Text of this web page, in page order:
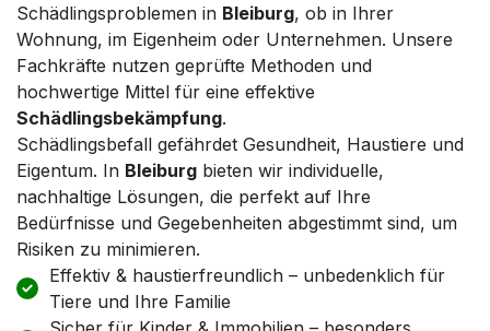
Schädlingsproblemen in Bleiburg, ob in Ihrer
Wohnung, im Eigenheim oder Unternehmen. Unsere
Fachkräfte nutzen geprüfte Methoden und
hochwertige Mittel für eine effektive
Schädlingsbekämpfung.
Schädlingsbefall gefährdet Gesundheit, Haustiere und
Eigentum. In Bleiburg bieten wir individuelle,
nachhaltige Lösungen, die perfekt auf Ihre
Bedürfnisse und Gegebenheiten abgestimmt sind, um
Risiken zu minimieren.
Effektiv & haustierfreundlich – unbedenklich für
Tiere und Ihre Familie